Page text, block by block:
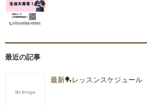
最近の記事
最新🏓レッスンスケジュール